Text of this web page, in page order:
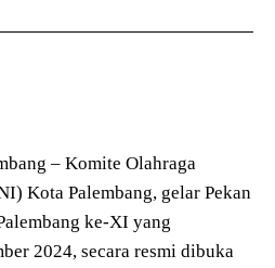
– Komite Olahraga
Kota Palembang, gelar Pekan
ke-XI yang
2024, secara resmi dibuka